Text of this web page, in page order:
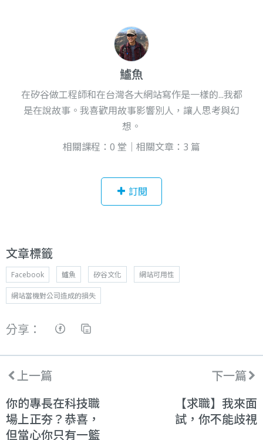
鱸魚
在矽谷做工程師和在台灣各大網站寫作是一樣的...我都
是在說故事。我喜歡用故事影響別人，讓人思考與幻
想。
相關課程：0 堂｜相關文章：3 篇
訂閱
文章標籤
Facebook 鱸魚 矽谷文化 網站可用性
網站當機對公司造成的損失
分享：
上一篇
你的專長在科技職
場上正夯？恭喜，
但當心你只有一籃
下一篇
【求職】我來面
試，你不能歧視